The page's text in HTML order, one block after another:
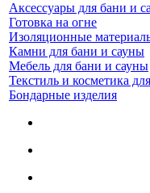
Аксессуары для бани и
Готовка на огне
Изоляционные
Камни для бани и сауны
Мебель для бани и сауны
Текстиль и косметика
Бондарные изделия